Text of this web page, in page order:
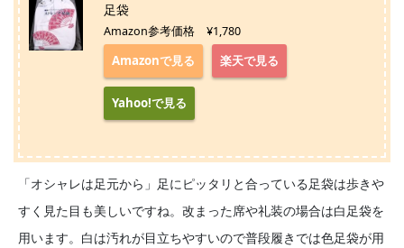
足袋
Amazon参考価格 ¥1,780
Amazonで見る 楽天で見る
Yahoo!で見る
「オシャレは足元から」足にピッタリと合っている足袋は歩きや
すく見た目も美しいですね。改まった席や礼装の場合は白足袋を
用います。白は汚れが目立ちやすいので普段履きでは色足袋が用